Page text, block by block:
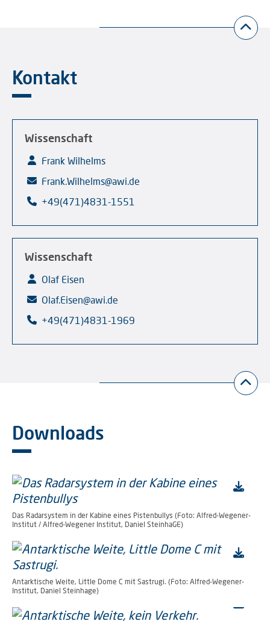
Kontakt
Wissenschaft
Frank Wilhelms
Frank.Wilhelms@awi.de
+49(471)4831-1551
Wissenschaft
Olaf Eisen
Olaf.Eisen@awi.de
+49(471)4831-1969
Downloads
Das Radarsystem in der Kabine eines Pistenbullys (Foto: Alfred-Wegener-
Institut / Alfred-Wegener Institut, Daniel SteinhaGE)
Antarktische Weite, Little Dome C mit Sastrugi. (Foto: Alfred-Wegener-
Institut, Daniel Steinhage)